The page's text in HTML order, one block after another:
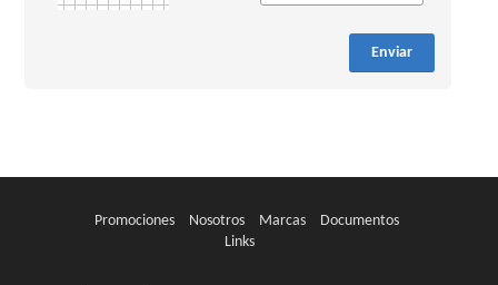
Enviar
Promociones Nosotros Marcas
Documentos
Links